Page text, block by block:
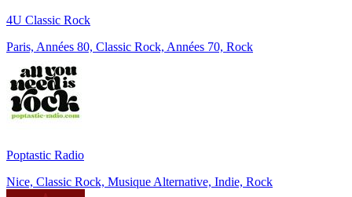
4U Classic Rock
Paris, Années 80, Classic Rock, Années 70, Rock
Poptastic Radio
Nice, Classic Rock, Musique Alternative, Indie, Rock